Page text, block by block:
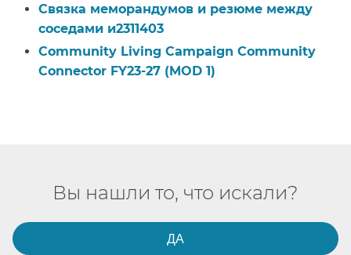
Связка меморандумов и резюме между
соседами и2311403​​
Community Living Campaign Community
Connector FY23-27 (MOD 1)​​
Вы нашли то, что искали?​​
ДА​​